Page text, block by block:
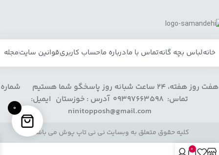
خانهلباس بچه گانهتماس با مادرباره ماحساب کاربریقوانین سایتمجله
هفت روز هفته، 24 ساعت شبانه روز پاسخگو شما هستیم شماره
تماس: 09397663598 آدرس : خوزستان ایمیل:
ninitopposh@gmail.com
کلیه حقوق متعلق به وبسایت نی نی تاپ پوش می باشد.
0
0